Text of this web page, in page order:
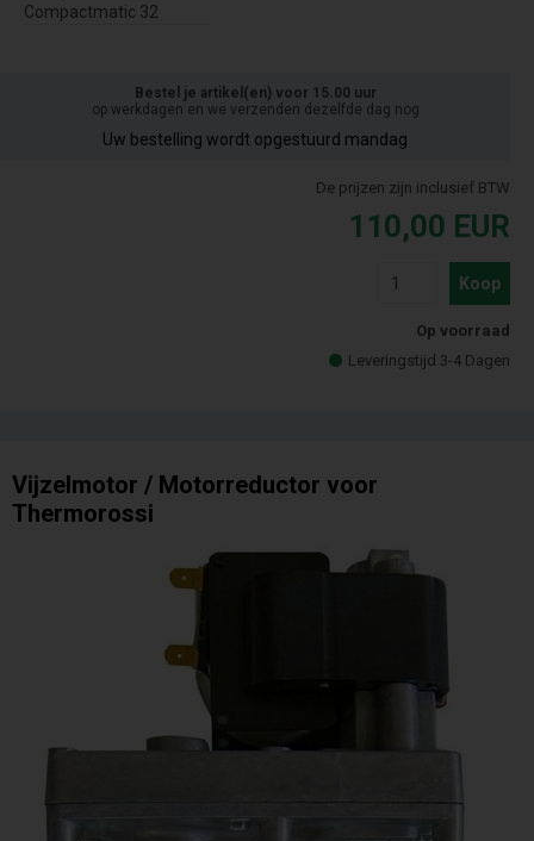
Compactmatic 32
Bestel je artikel(en) voor 15.00 uur
op werkdagen en we verzenden dezelfde dag nog
Uw bestelling wordt opgestuurd mandag
De prijzen zijn inclusief BTW
110,00 EUR
Koop
Op voorraad
Leveringstijd 3-4 Dagen
Vijzelmotor / Motorreductor voor
Thermorossi